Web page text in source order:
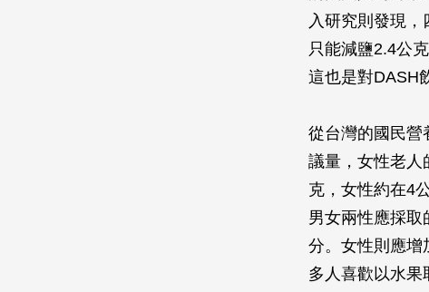
入研究則發現
只能減鹽2.4公
這也是對DASH
從台灣的國民營
議量，女性老人
克，女性約在4
男女兩性應採取
分。女性則應增
多人喜歡以水果